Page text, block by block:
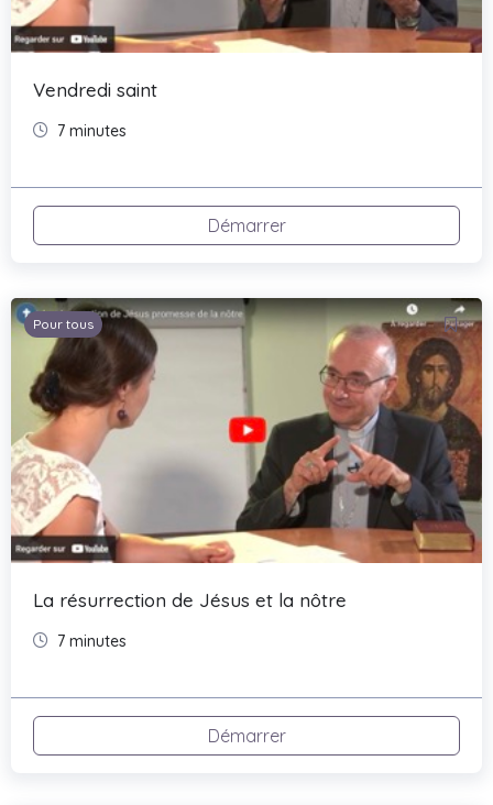
Vendredi saint
7 minutes
Démarrer
Pour tous
La résurrection de Jésus et la nôtre
7 minutes
Démarrer